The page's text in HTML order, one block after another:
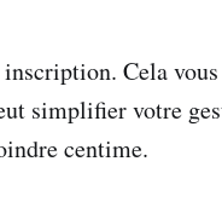
Cela
simplifier votre
centime.